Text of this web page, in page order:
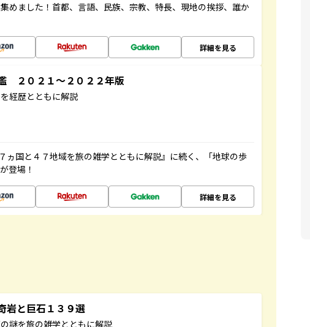
めました！首都、言語、民族、宗教、特長、現地の挨拶、誰か
詳細を見る
２０２１～２０２２年版
経歴とともに解説
ヵ国と４７地域を旅の雑学とともに解説』に続く、「地球の歩
登場！
詳細を見る
岩と巨石１３９選
謎を旅の雑学とともに解説